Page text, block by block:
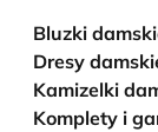
Bluzki
Dresy
Kamizelki
Komplety i